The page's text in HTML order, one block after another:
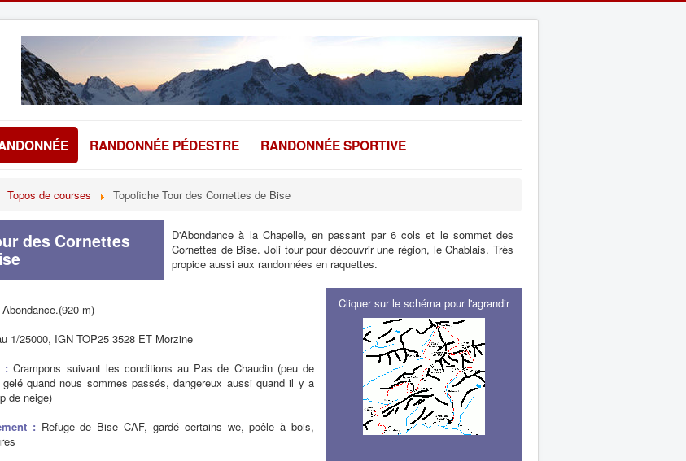
RANDONNÉE PÉDESTRE RANDONNÉE SPORTIVE
Topos de courses Topofiche Tour des Cornettes de Bise
des Cornettes
D'Abondance à la Chapelle, en passant par 6 cols et le sommet des
Cornettes de Bise. Joli tour pour découvrir une région, le Chablais. Très
propice aussi aux randonnées en raquettes.
Cliquer sur le schéma pour l'agrandir
Abondance.(920 m)
1/25000, IGN TOP25 3528 ET Morzine
:Crampons suivant les conditions au Pas de Chaudin (peu de
quand nous sommes passés, dangereux aussi quand il y a
de neige)
: Refuge de Bise CAF, gardé certains we, poêle à bois,